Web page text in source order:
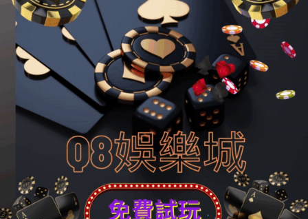
項贊助步伐落細落實，讓公益舉措發生最大效益。
總臺2020年援鄂抗疫公益舉措受贈企業、區域代表頒發了
感言。
運動現場，應勇以及慎海雄經由過程連線，配合啟動了總
臺“品牌強國工程”2021年助力湖北專項公益舉措。
（攝影 廖江衡 褚軒）